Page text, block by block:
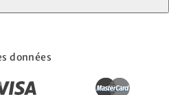
données